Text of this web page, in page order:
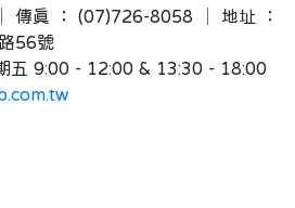
傳真 ： (07)726-8058 │ 地址 ：
56號
五 9:00 - 12:00 & 13:30 - 18:00